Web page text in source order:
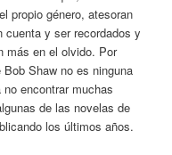
propio género, atesoran
cuenta y ser recordados y
más en el olvido. Por
Shaw no es ninguna
encontrar muchas
de las novelas de
los últimos años.